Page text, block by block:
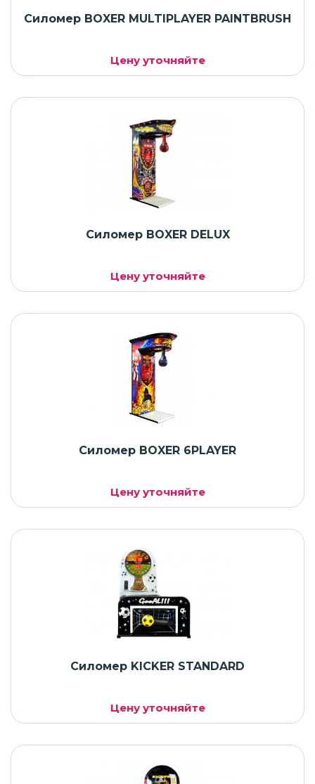
Силомер BOXER MULTIPLAYER PAINTBRUSH
Цену уточняйте
Силомер BOXER DELUX
Цену уточняйте
Силомер BOXER 6PLAYER
Цену уточняйте
Силомер KICKER STANDARD
Цену уточняйте